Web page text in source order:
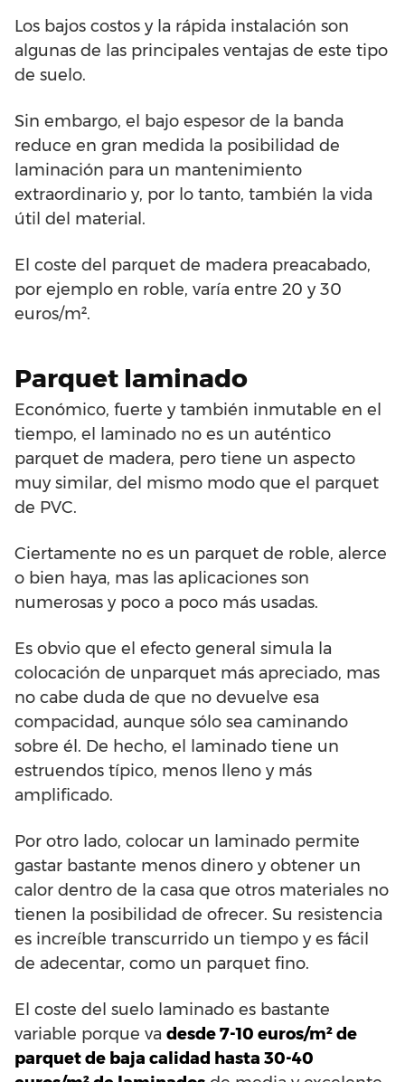
Los bajos costos y la rápida instalación son
algunas de las principales ventajas de este tipo
de suelo.
Sin embargo, el bajo espesor de la banda
reduce en gran medida la posibilidad de
laminación para un mantenimiento
extraordinario y, por lo tanto, también la vida
útil del material.
El coste del parquet de madera preacabado,
por ejemplo en roble, varía entre 20 y 30
euros/m².
Parquet laminado
Económico, fuerte y también inmutable en el
tiempo, el laminado no es un auténtico
parquet de madera, pero tiene un aspecto
muy similar, del mismo modo que el parquet
de PVC.
Ciertamente no es un parquet de roble, alerce
o bien haya, mas las aplicaciones son
numerosas y poco a poco más usadas.
Es obvio que el efecto general simula la
colocación de unparquet más apreciado, mas
no cabe duda de que no devuelve esa
compacidad, aunque sólo sea caminando
sobre él. De hecho, el laminado tiene un
estruendos típico, menos lleno y más
amplificado.
Por otro lado, colocar un laminado permite
gastar bastante menos dinero y obtener un
calor dentro de la casa que otros materiales no
tienen la posibilidad de ofrecer. Su resistencia
es increíble transcurrido un tiempo y es fácil
de adecentar, como un parquet fino.
El coste del suelo laminado es bastante
variable porque va desde 7-10 euros/m² de
parquet de baja calidad hasta 30-40